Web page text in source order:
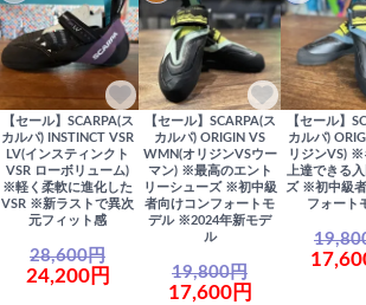
【セール】SCARPA(ス
カルパ) INSTINCT VSR
LV(インスティンクト
VSR ローボリューム)
※軽く柔軟に進化した
VSR ※新ラストで異次
元フィット感
28,600円
24,200円
【セール】SCARPA(ス
カルパ) ORIGIN VS
WMN(オリジンVSウー
マン) ※最高のエント
リーシューズ ※初中級
者向けコンフォートモ
デル ※2024年新モデ
ル
19,800円
17,600円
【セール】
カルパ)
リジンVS) ※
上達できる
ズ ※初中級
フォート